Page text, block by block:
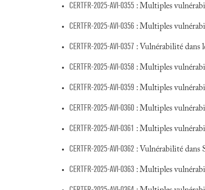
CERTFR-2025-AVI-0355 : Multiples
CERTFR-2025-AVI-0356 : Multiples
CERTFR-2025-AVI-0357 : Vulnérabilité dans
CERTFR-2025-AVI-0358 : Multiples
CERTFR-2025-AVI-0359 : Multiples
CERTFR-2025-AVI-0360 : Multiples
CERTFR-2025-AVI-0361 : Multiples
CERTFR-2025-AVI-0362 : Vulnérabilité dans
CERTFR-2025-AVI-0363 : Multiples